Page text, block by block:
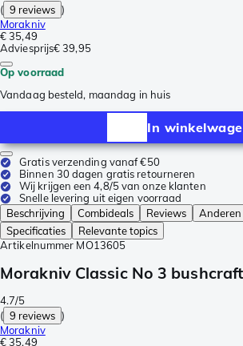
( 9 reviews )
Morakniv
€ 35,49
Adviesprijs€ 39,95
Op voorraad
Vandaag besteld, maandag in huis
In
Gratis verzending vanaf €50
Binnen 30 dagen gratis retourneren
Wij krijgen een 4,8/5 van onze klanten
Snelle levering uit eigen voorraad
Beschrijving
Combideals Reviews
Anderen
Specificaties
Relevante topics
Artikelnummer MO13605
Morakniv Classic No 3
4.7/5
( 9 reviews )
Morakniv
€ 35,49